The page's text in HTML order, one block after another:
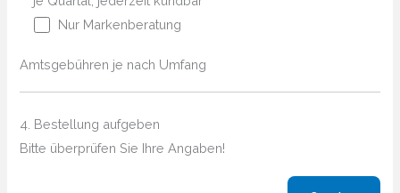
Nur Markenberatung
Amtsgebühren je nach Umfang
4. Bestellung aufgeben
Bitte überprüfen Sie Ihre Angaben!